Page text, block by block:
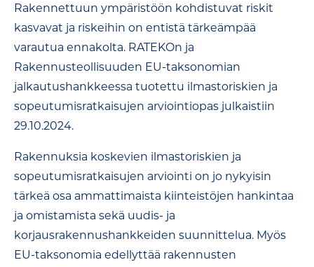
Rakennettuun ympäristöön kohdistuvat riskit
kasvavat ja riskeihin on entistä tärkeämpää
varautua ennakolta. RATEKOn ja
Rakennusteollisuuden EU-taksonomian
jalkautushankkeessa tuotettu ilmastoriskien ja
sopeutumisratkaisujen arviointiopas julkaistiin
29.10.2024.
Rakennuksia koskevien ilmastoriskien ja
sopeutumisratkaisujen arviointi on jo nykyisin
tärkeä osa ammattimaista kiinteistöjen hankintaa
ja omistamista sekä uudis- ja
korjausrakennushankkeiden suunnittelua. Myös
EU-taksonomia edellyttää rakennusten